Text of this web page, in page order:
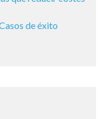
de éxito